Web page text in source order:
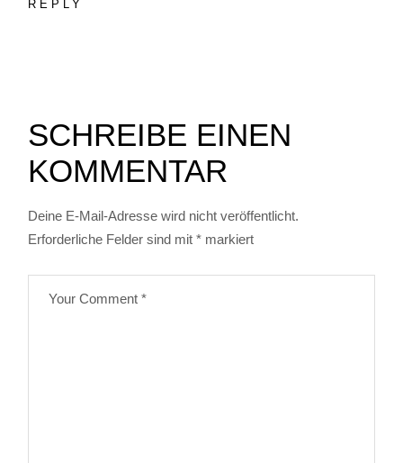
REPLY
SCHREIBE EINEN
KOMMENTAR
Deine E-Mail-Adresse wird nicht veröffentlicht.
Erforderliche Felder sind mit* markiert